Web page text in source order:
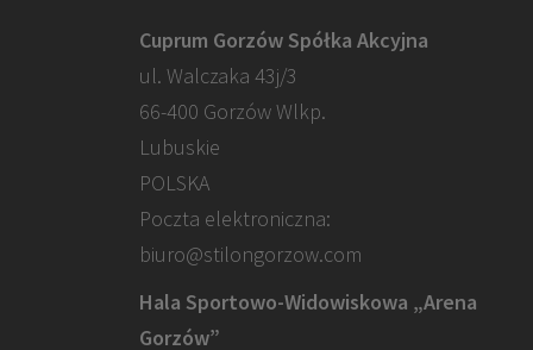
Cuprum Gorzów Spółka Akcyjna
ul. Walczaka 43j/3
66-400 Gorzów Wlkp.
Lubuskie
POLSKA
Poczta elektroniczna:
biuro@stilongorzow.com
Hala Sportowo-Widowiskowa „Arena
Gorzów”